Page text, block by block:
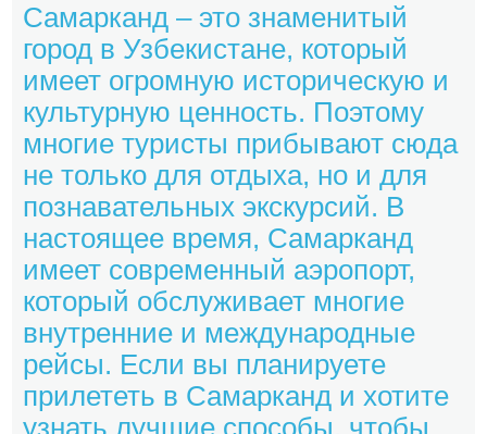
Самарканд – это знаменитый
город в Узбекистане, который
имеет огромную историческую и
культурную ценность. Поэтому
многие туристы прибывают сюда
не только для отдыха, но и для
познавательных экскурсий. В
настоящее время, Самарканд
имеет современный аэропорт,
который обслуживает многие
внутренние и международные
рейсы. Если вы планируете
прилететь в Самарканд и хотите
узнать лучшие способы, чтобы